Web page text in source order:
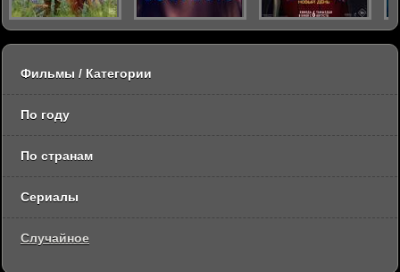
Фильмы / Категории
По году
По странам
Сериалы
Случайное